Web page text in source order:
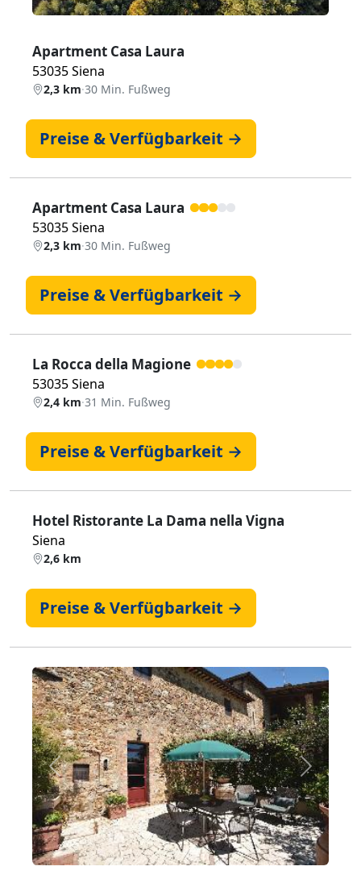
Apartment Casa Laura
53035 Siena
2,3 km·30 Min. Fußweg
Preise & Verfügbarkeit →
Apartment Casa Laura
53035 Siena
2,3 km·30 Min. Fußweg
Preise & Verfügbarkeit →
La Rocca della Magione
53035 Siena
2,4 km·31 Min. Fußweg
Preise & Verfügbarkeit →
Hotel Ristorante La Dama nella Vigna
Siena
2,6 km
Preise & Verfügbarkeit →
Zurück Weiter